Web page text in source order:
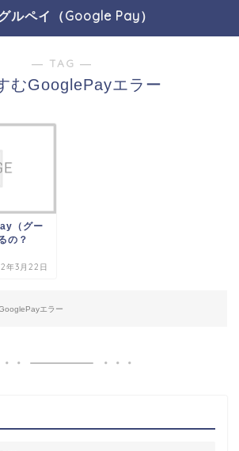
ルペイ（Google Pay）
― TAG ―
むGooglePayエラー
（グー
の？
年3月22日
エラー